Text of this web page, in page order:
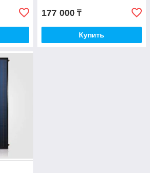
177 000 ₸
Купить